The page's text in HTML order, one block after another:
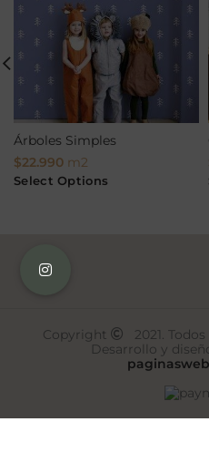
Árboles Simples
$22.990 m2
Select Options
Copyright
2021.
Desarrollo y